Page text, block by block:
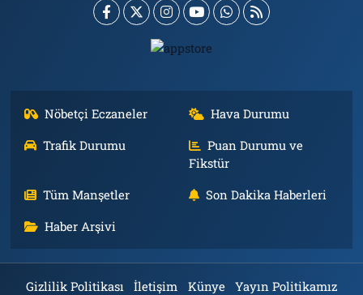
Nöbetçi Eczaneler
Hava Durumu
Trafik Durumu
Puan Durumu ve
Fikstür
Tüm Manşetler
Son Dakika Haberleri
Haber Arşivi
Gizlilik Politikası İletişim Künye Yayın Politikamız